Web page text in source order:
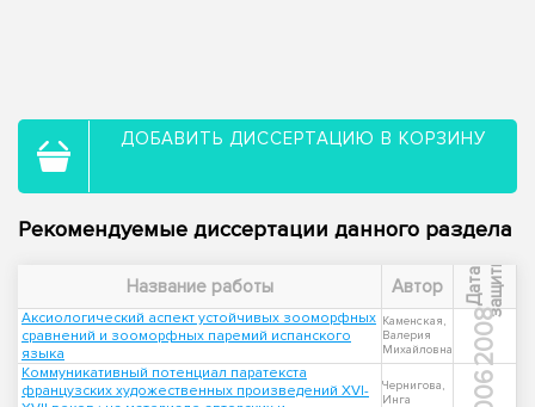
ДОБАВИТЬ ДИССЕРТАЦИЮ В КОРЗИНУ
Рекомендуемые диссертации данного раздела
Название работы Автор Д
а
т
а
з
а
щ
и
т ы
Аксиологический аспект устойчивых зооморфных
сравнений и зооморфных паремий испанского
языка
Каменская,
Валерия
Михайловна
2008
Коммуникативный потенциал паратекста
французских художественных произведений XVI-
Чернигова,
Инга